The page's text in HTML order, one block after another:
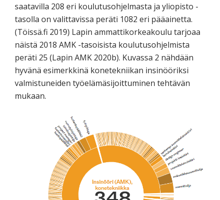
saatavilla 208 eri koulutusohjelmasta ja yliopisto -
tasolla on valittavissa peräti 1082 eri pääainetta.
(Töissä.fi 2019) Lapin ammattikorkeakoulu tarjoaa
näistä 2018 AMK -tasoisista koulutusohjelmista
peräti 25 (Lapin AMK 2020b). Kuvassa 2 nähdään
hyvänä esimerkkinä konetekniikan insinööriksi
valmistuneiden työelämäsijoittuminen tehtävän
mukaan.